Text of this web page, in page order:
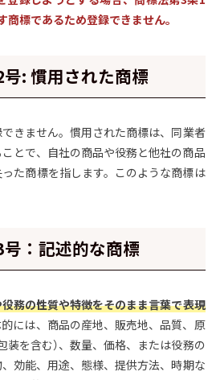
標であるため登録できません。
: 慣用された商標
きません。慣用された商標は、同業者
とで、自社の商品や役務と他社の商品
た商標を指します。このような商標は
：記述的な商標
務の性質や特徴をそのまま言葉で表現
には、商品の産地、販売地、品質、原
装を含む）、数量、価格、または役務の
効能、用途、態様、提供方法、時期な